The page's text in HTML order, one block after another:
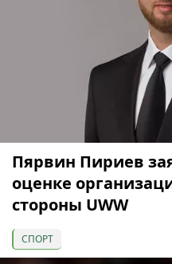
Пярвин Пириев
оценке
стороны UWW
СПОРТ